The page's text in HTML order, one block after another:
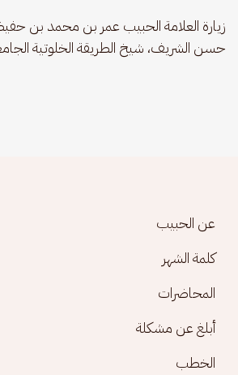
زيارة العلامة الحبيب عمر بن محمد بن
حسن الشريف، شيخ الطريقة الخلوتية
Footer menu
عن الحبيب
كلمة الشهر
المحاضرات
أبلغ عن مشكلة
الخطب